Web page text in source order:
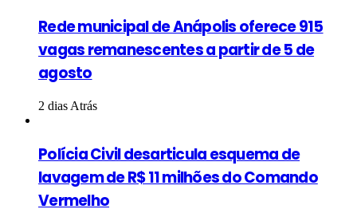
Rede municipal de Anápolis oferece 915
vagas remanescentes a partir de 5 de
agosto
2 dias Atrás
Polícia Civil desarticula esquema de
lavagem de R$ 11 milhões do Comando
Vermelho